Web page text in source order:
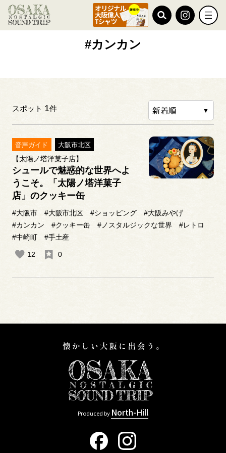
TOP #カンカン
#カンカン
スポット 1件
音声ガイド 大阪市北区
【太陽ノ塔洋菓子店】
シュールで魅惑的な世界へよ
うこそ。「太陽ノ塔洋菓子
店」のクッキー缶
#大阪市 #大阪市北区 #ショッピング
#大阪みやげ
#カンカン
#クッキー缶 #ノスタルジックな世界
#レトロ
#中崎町
#手土産
12 0
Produced by North-Hill